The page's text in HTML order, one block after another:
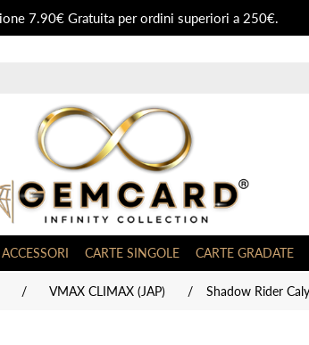
7.90€ Gratuita per ordini superiori a 250€.
ACCESSORI CARTE SINGOLE CARTE GRADATE
/ VMAX CLIMAX (JAP) / Shadow Rider